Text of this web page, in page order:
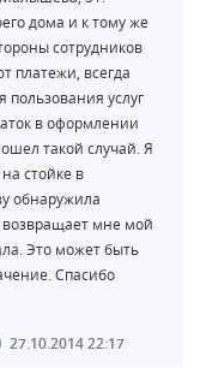
дома и к тому же
сотрудников
платежи, всегда
услуг
в оформлении
такой случай. Я
стойке в
обнаружила
возвращает мне мой
Это может быть
Спасибо
27.10.2014 22:17